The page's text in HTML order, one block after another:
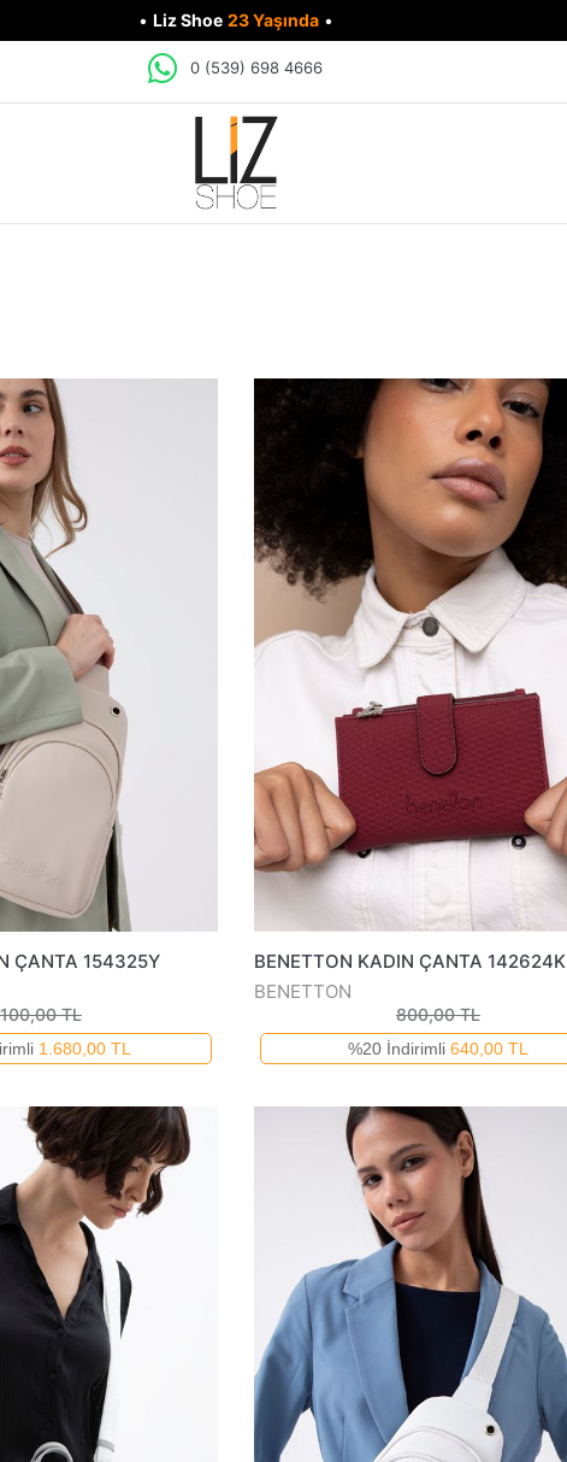
• Liz Shoe 23 Yaşında •
0 (539) 698 4666
ÇANTA 154325Y
TL
1.680,00 TL
BENETTON KADIN ÇANTA 142624K
BENETTON
800,00 TL
%20 İndirimli 640,00 TL